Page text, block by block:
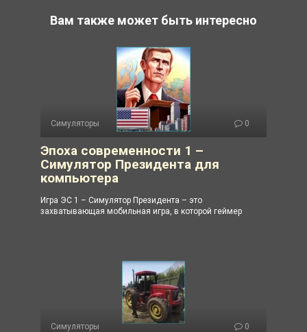
Вам также может быть интересно
Симуляторы 0
Эпоха современности 1 –
Симулятор Президента для
компьютера
Игра ЭС 1 – Симулятор Президента – это
захватывающая мобильная игра, в которой геймер
Симуляторы 0